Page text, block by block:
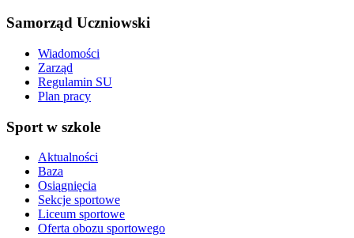
Samorząd Uczniowski
Wiadomości
Zarząd
Regulamin SU
Plan pracy
Sport w szkole
Aktualności
Baza
Osiągnięcia
Sekcje sportowe
Liceum sportowe
Oferta obozu sportowego